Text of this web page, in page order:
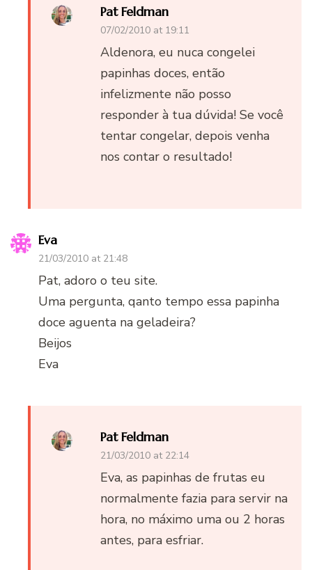
Pat Feldman
07/02/2010 at 19:11
Aldenora, eu nuca congelei
papinhas doces, então
infelizmente não posso
responder à tua dúvida! Se você
tentar congelar, depois venha
nos contar o resultado!
Eva
21/03/2010 at 21:48
Pat, adoro o teu site.
Uma pergunta, qanto tempo essa papinha
doce aguenta na geladeira?
Beijos
Eva
Pat Feldman
21/03/2010 at 22:14
Eva, as papinhas de frutas eu
normalmente fazia para servir na
hora, no máximo uma ou 2 horas
antes, para esfriar.